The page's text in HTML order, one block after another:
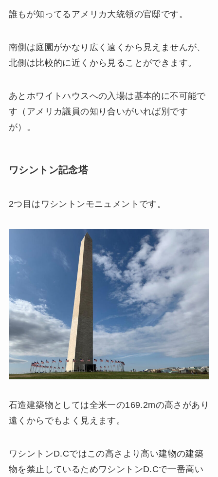
誰もが知ってるアメリカ大統領の官邸です。
南側は庭園がかなり広く遠くから見えませんが、
北側は比較的に近くから見ることができます。
あとホワイトハウスへの入場は基本的に不可能で
す（アメリカ議員の知り合いがいれば別です
が）。
ワシントン記念塔
2つ目はワシントンモニュメントです。
石造建築物としては全米一の169.2mの高さがあり
遠くからでもよく見えます。
ワシントンD.Cではこの高さより高い建物の建築
物を禁止しているためワシントンD.Cで一番高い